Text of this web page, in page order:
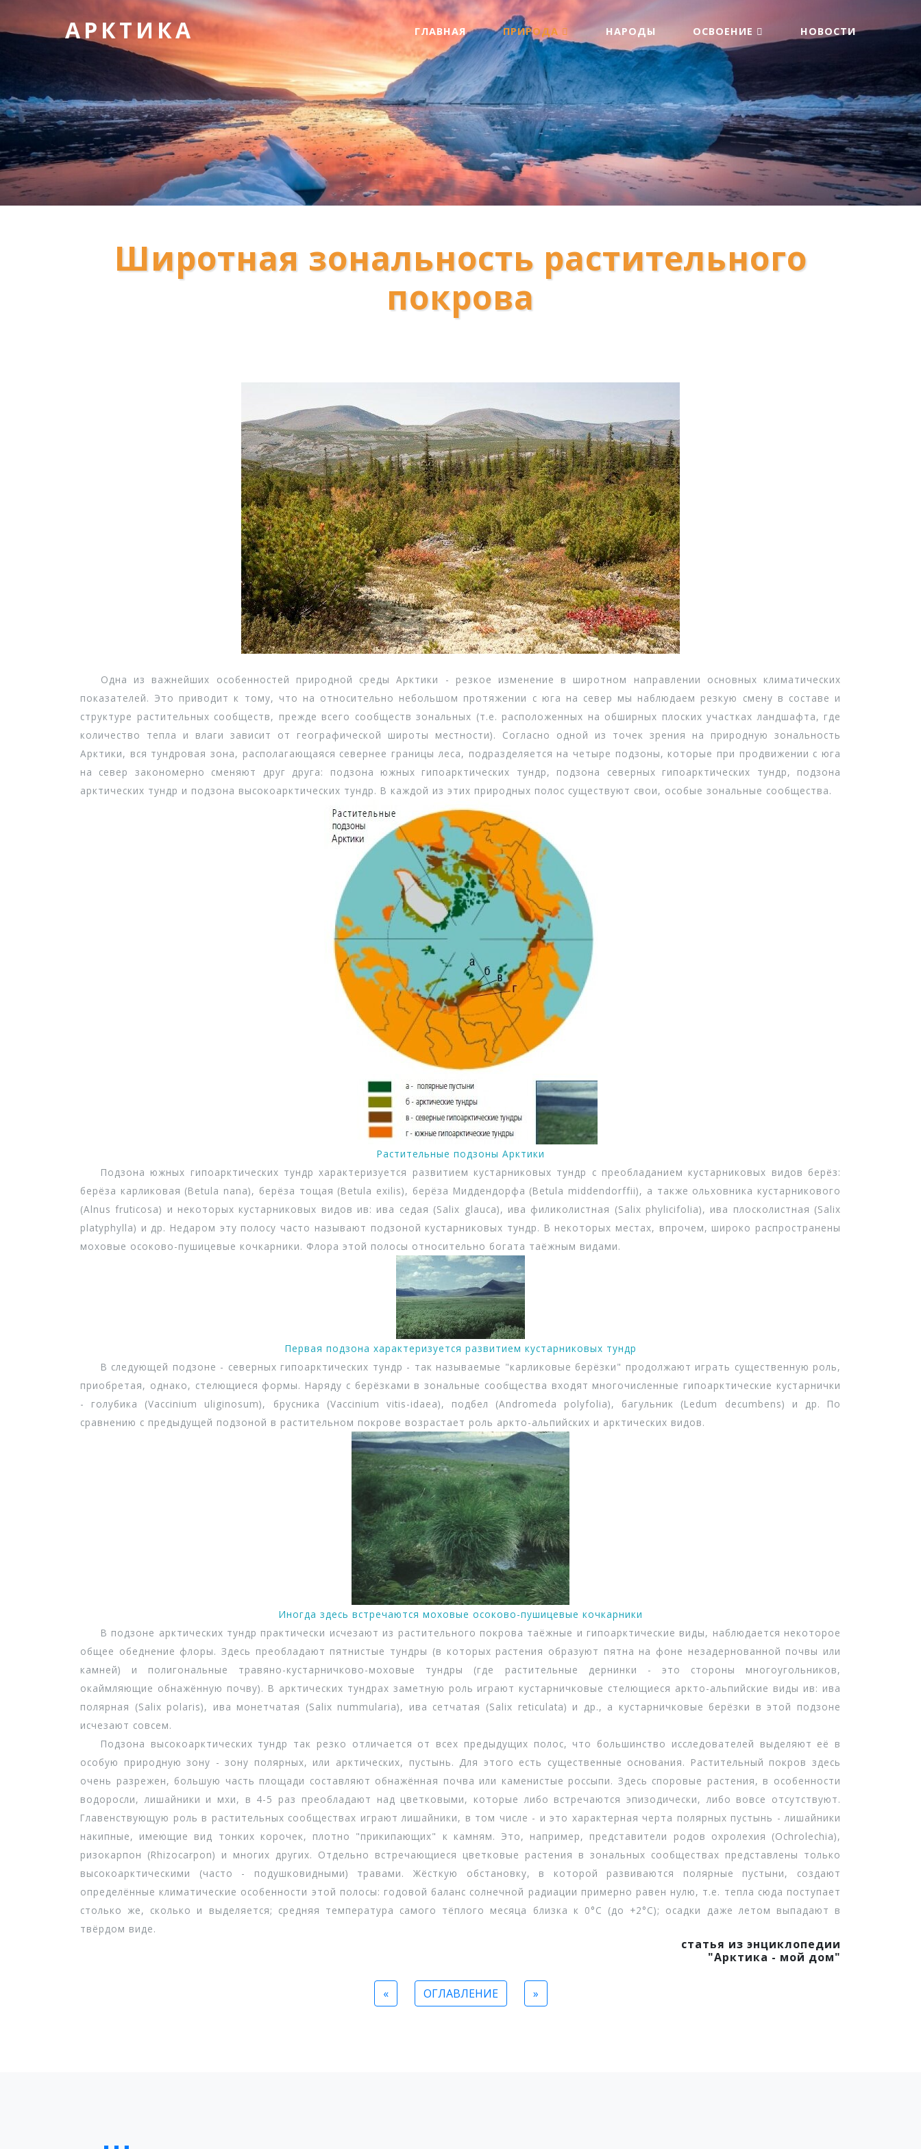
АРКТИКА ГЛАВНАЯ ПРИРОДА НАРОДЫ ОСВОЕНИЕ НОВОСТИ
Широтная зональность растительного
покрова
Одна из важнейших особенностей природной среды Арктики - резкое изменение в широтном направлении основных климатических
показателей. Это приводит к тому, что на относительно небольшом протяжении с юга на север мы наблюдаем резкую смену в составе и
структуре растительных сообществ, прежде всего сообществ зональных (т.е. расположенных на обширных плоских участках ландшафта, где
количество тепла и влаги зависит от географической широты местности). Согласно одной из точек зрения на природную зональность
Арктики, вся тундровая зона, располагающаяся севернее границы леса, подразделяется на четыре подзоны, которые при продвижении с юга
на север закономерно сменяют друг друга: подзона южных гипоарктических тундр, подзона северных гипоарктических тундр, подзона
арктических тундр и подзона высокоарктических тундр. В каждой из этих природных полос существуют свои, особые зональные сообщества.
Растительные подзоны Арктики
Подзона южных гипоарктических тундр характеризуется развитием кустарниковых тундр с преобладанием кустарниковых видов берёз:
берёза карликовая (Betula nana), берёза тощая (Betula exilis), берёза Миддендорфа (Betula middendorffii), а также ольховника кустарникового
(Alnus fruticosa) и некоторых кустарниковых видов ив: ива седая (Salix glauca), ива филиколистная (Salix phylicifolia), ива плосколистная (Salix
platyphylla) и др. Недаром эту полосу часто называют подзоной кустарниковых тундр. В некоторых местах, впрочем, широко распространены
моховые осоково-пушицевые кочкарники. Флора этой полосы относительно богата таёжным видами.
Первая подзона характеризуется развитием кустарниковых тундр
В следующей подзоне - северных гипоарктических тундр - так называемые "карликовые берёзки" продолжают играть существенную роль,
приобретая, однако, стелющиеся формы. Наряду с берёзками в зональные сообщества входят многочисленные гипоарктические кустарнички
- голубика (Vaccinium uliginosum), брусника (Vaccinium vitis-idaea), подбел (Andromeda polyfolia), багульник (Ledum decumbens) и др. По
сравнению с предыдущей подзоной в растительном покрове возрастает роль аркто-альпийских и арктических видов.
Иногда здесь встречаются моховые осоково-пушицевые кочкарники
В подзоне арктических тундр практически исчезают из растительного покрова таёжные и гипоарктические виды, наблюдается некоторое
общее обеднение флоры. Здесь преобладают пятнистые тундры (в которых растения образуют пятна на фоне незадернованной почвы или
камней) и полигональные травяно-кустарничково-моховые тундры (где растительные дернинки - это стороны многоугольников,
окаймляющие обнажённую почву). В арктических тундрах заметную роль играют кустарничковые стелющиеся аркто-альпийские виды ив: ива
полярная (Salix polaris), ива монетчатая (Salix nummularia), ива сетчатая (Salix reticulata) и др., а кустарничковые берёзки в этой подзоне
исчезают совсем.
Подзона высокоарктических тундр так резко отличается от всех предыдущих полос, что большинство исследователей выделяют её в
особую природную зону - зону полярных, или арктических, пустынь. Для этого есть существенные основания. Растительный покров здесь
очень разрежен, большую часть площади составляют обнажённая почва или каменистые россыпи. Здесь споровые растения, в особенности
водоросли, лишайники и мхи, в 4-5 раз преобладают над цветковыми, которые либо встречаются эпизодически, либо вовсе отсутствуют.
Главенствующую роль в растительных сообществах играют лишайники, в том числе - и это характерная черта полярных пустынь - лишайники
накипные, имеющие вид тонких корочек, плотно "прикипающих" к камням. Это, например, представители родов охролехия (Ochrolechia),
ризокарпон (Rhizocarpon) и многих других. Отдельно встречающиеся цветковые раcтения в зональных сообществах представлены только
высокоарктическими (часто - подушковидными) травами. Жёсткую обстановку, в которой развиваются полярные пустыни, создают
определённые климатические особенности этой полосы: годовой баланс солнечной радиации примерно равен нулю, т.е. тепла сюда поступает
столько же, сколько и выделяется; средняя температура самого тёплого месяца близка к 0°С (до +2°С); осадки даже летом выпадают в
твёрдом виде.
статья из энциклопедии
"Арктика - мой дом"
« ОГЛАВЛЕНИЕ »